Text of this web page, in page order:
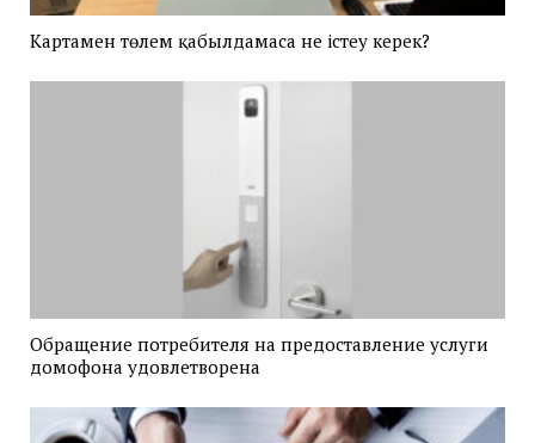
Картамен төлем қабылдамаса не істеу керек?
Обращение потребителя на предоставление услуги
домофона удовлетворена